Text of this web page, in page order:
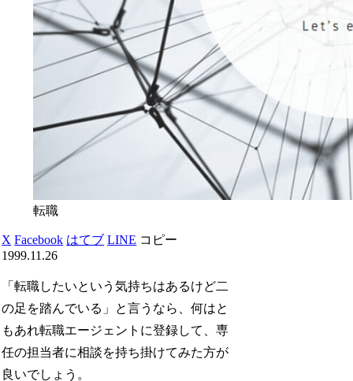
転職
X Facebook はてブ LINE コピー
1999.11.26
「転職したいという気持ちはあるけど二
の足を踏んでいる」と言うなら、何はと
もあれ転職エージェントに登録して、専
任の担当者に相談を持ち掛けてみた方が
良いでしょう。